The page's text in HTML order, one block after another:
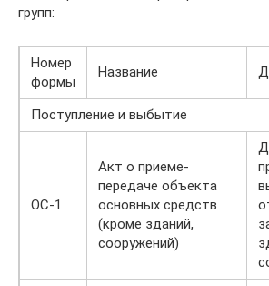
групп:
Номер
формы
Название
Поступление и выбытие
ОС-1
Акт о приеме-
передаче объекта
основных средств
(кроме зданий,
сооружений)